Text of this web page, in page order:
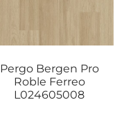
Pergo Bergen Pro
Roble Ferreo
L024605008